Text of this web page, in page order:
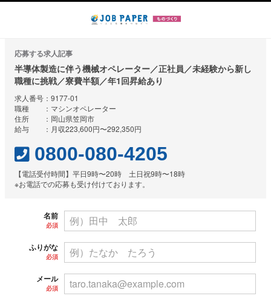
応募する求人記事
半導体製造に伴う機械オペレーター／正社員／未経験から新し
職種に挑戦／寮費半額／年1回昇給あり
求人番号：9177-01
職種 ：マシンオペレーター
住所 ：岡山県笠岡市
給与 ：月収223,600円〜292,350円
0800-080-4205
【電話受付時間】平日9時〜20時 土日祝9時〜18時
※お電話での応募も受け付けております。
名前
必須
ふりがな
必須
メール
必須